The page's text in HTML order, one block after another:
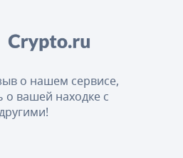
о нашем сервисе,
о вашей находке с